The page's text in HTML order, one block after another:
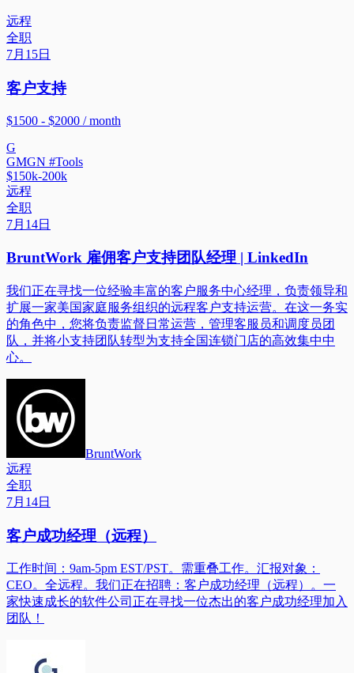
远程
全职
7月15日
客户支持
$1500 - $2000 / month
G
GMGN #Tools
$150k-200k
远程
全职
7月14日
BruntWork 雇佣客户支持团队经理 | LinkedIn
我们正在寻找一位经验丰富的客户服务中心经理，负责领导和
扩展一家美国家庭服务组织的远程客户支持运营。在这一务实
的角色中，您将负责监督日常运营，管理客服员和调度员团
队，并将小支持团队转型为支持全国连锁门店的高效集中中
心。
BruntWork
远程
全职
7月14日
客户成功经理（远程）
工作时间：9am-5pm EST/PST。需重叠工作。汇报对象：
CEO。全远程。我们正在招聘：客户成功经理（远程）。一
家快速成长的软件公司正在寻找一位杰出的客户成功经理加入
团队！